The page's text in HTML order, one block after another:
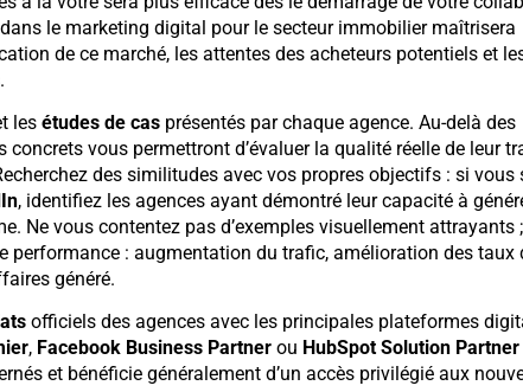
le marketing digital pour le secteur immobilier maîtrisera
de ce marché, les attentes des acheteurs potentiels et
les études de casprésentés par chaque agence. Au-delà des
concrets vous permettront d’évaluer la qualité réelle de leur
des similitudes avec vos propres objectifs : si vous
, identifiez les agences ayant démontré leur capacité à
Ne vous contentez pas d’exemples visuellement attrayants ;
performance : augmentation du trafic, amélioration des taux
généré.
officiels des agences avec les principales plateformes
, Facebook Business Partnerou HubSpot Solution Partner
et bénéficie généralement d’un accès privilégié aux